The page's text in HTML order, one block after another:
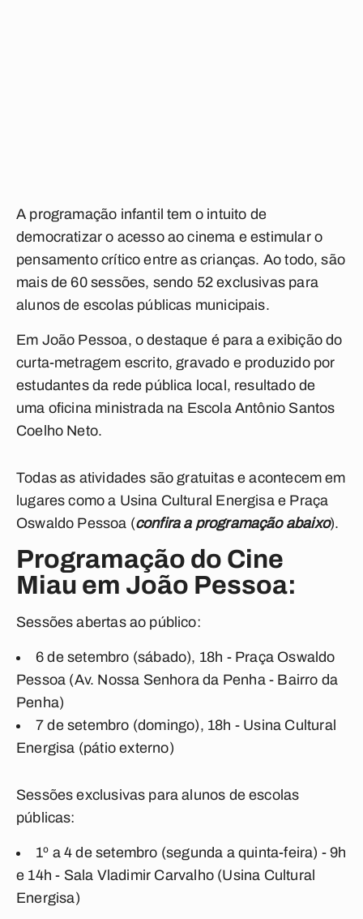
A programação infantil tem o intuito de
democratizar o acesso ao cinema e estimular o
pensamento crítico entre as crianças. Ao todo, são
mais de 60 sessões, sendo 52 exclusivas para
alunos de escolas públicas municipais.
Em João Pessoa, o destaque é para a exibição do
curta-metragem escrito, gravado e produzido por
estudantes da rede pública local, resultado de
uma oficina ministrada na Escola Antônio Santos
Coelho Neto.
Todas as atividades são gratuitas e acontecem em
lugares como a Usina Cultural Energisa e Praça
Oswaldo Pessoa (confira a programação abaixo).
Programação do Cine
Miau em João Pessoa:
Sessões abertas ao público:
6 de setembro (sábado), 18h - Praça Oswaldo
Pessoa (Av. Nossa Senhora da Penha - Bairro da
Penha)
7 de setembro (domingo), 18h - Usina Cultural
Energisa (pátio externo)
Sessões exclusivas para alunos de escolas
públicas:
1º a 4 de setembro (segunda a quinta-feira) - 9h
e 14h - Sala Vladimir Carvalho (Usina Cultural
Energisa)